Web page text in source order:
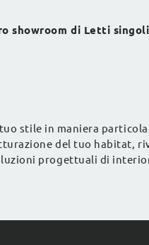
showroom di Letti
stile in maniera
del tuo habitat,
progettuali di